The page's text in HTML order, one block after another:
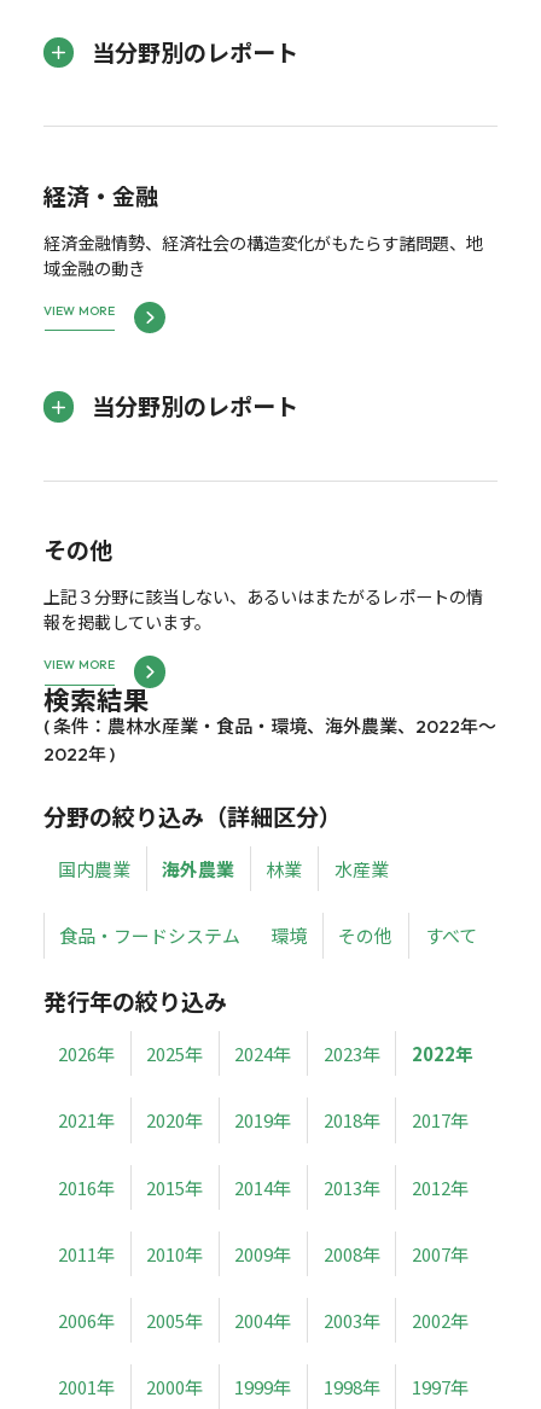
当分野別のレポート
経済・金融
経済金融情勢、経済社会の構造変化がもたらす諸問題、地
域金融の動き
VIEW MORE
当分野別のレポート
その他
上記３分野に該当しない、あるいはまたがるレポートの情
報を掲載しています。
VIEW MORE
検索結果
( 条件：農林水産業・食品・環境、海外農業、2022年～
2022年 )
分野の絞り込み（詳細区分）
国内農業 海外農業 林業 水産業
食品・フードシステム 環境 その他 すべて
発行年の絞り込み
2026年 2025年 2024年 2023年 2022年
2021年 2020年 2019年 2018年 2017年
2016年 2015年 2014年 2013年 2012年
2011年 2010年 2009年 2008年 2007年
2006年 2005年 2004年 2003年 2002年
2001年 2000年 1999年 1998年 1997年